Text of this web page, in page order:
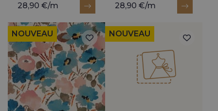
28,90 €/m 28,90 €/m
NOUVEAU NOUVEAU